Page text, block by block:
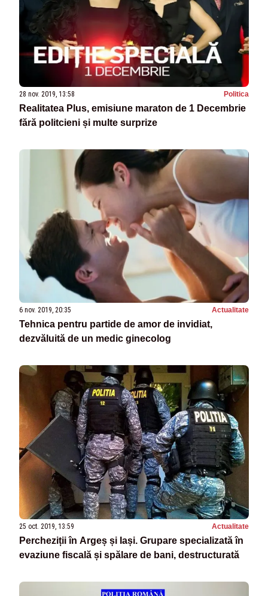
28 nov. 2019, 13:58 Politica
Realitatea Plus, emisiune maraton de 1 Decembrie
fără politcieni și multe surprize
6 nov. 2019, 20:35 Actualitate
Tehnica pentru partide de amor de invidiat,
dezvăluită de un medic ginecolog
25 oct. 2019, 13:59 Actualitate
Percheziții în Argeș și Iași. Grupare specializată în
evaziune fiscală și spălare de bani, destructurată